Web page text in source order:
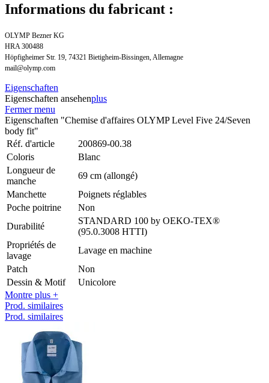
Informations du fabricant :
OLYMP Bezner KG
HRA 300488
Höpfigheimer Str. 19, 74321 Bietigheim-Bissingen, Allemagne
mail@olymp.com
Eigenschaften
Eigenschaften ansehenplus
Fermer menu
Eigenschaften "Chemise d'affaires OLYMP Level Five 24/Seven
body fit"
Réf. d'article
200869-00.38
Coloris
Blanc
Longueur de
manche
69 cm (allongé)
Manchette
Poignets réglables
Poche poitrine
Non
Durabilité
STANDARD 100 by OEKO-TEX®
(95.0.3008 HTTI)
Propriétés de
lavage
Lavage en machine
Patch
Non
Dessin & Motif
Unicolore
Montre plus +
Prod. similaires
Prod. similaires